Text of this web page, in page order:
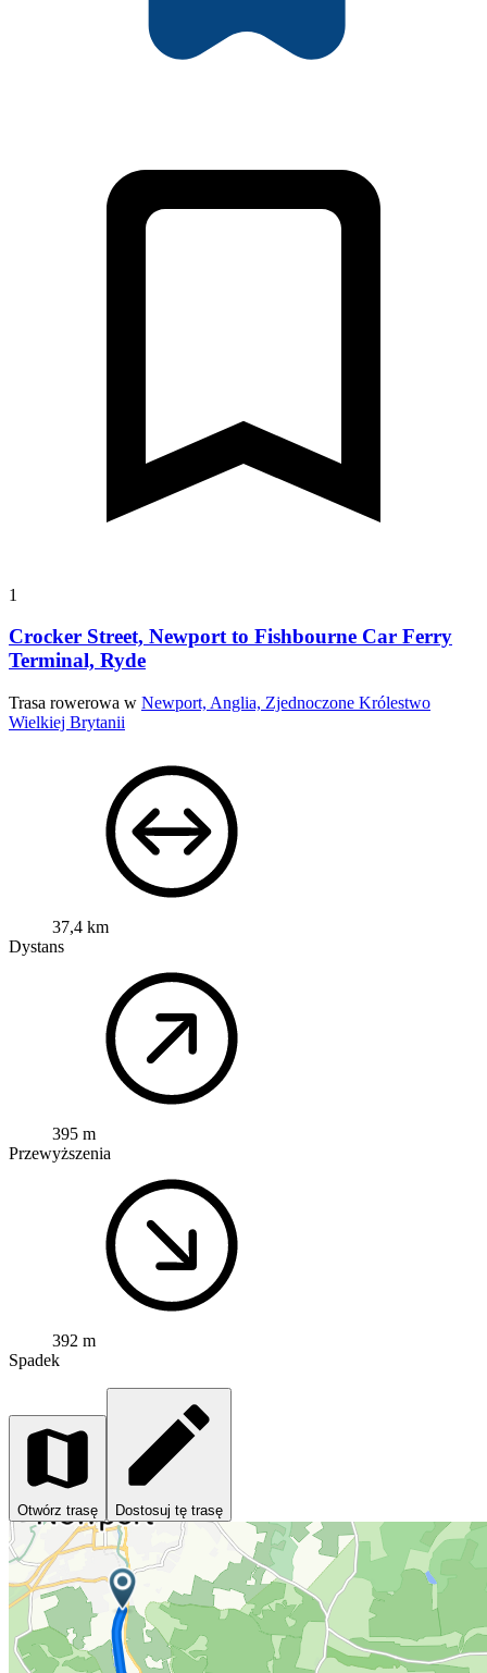
1
Crocker Street, Newport to Fishbourne Car Ferry
Terminal, Ryde
Trasa rowerowa w Newport, Anglia, Zjednoczone Królestwo
Wielkiej Brytanii
37,4 km
Dystans
395 m
Przewyższenia
392 m
Spadek
Otwórz trasę Dostosuj tę trasę